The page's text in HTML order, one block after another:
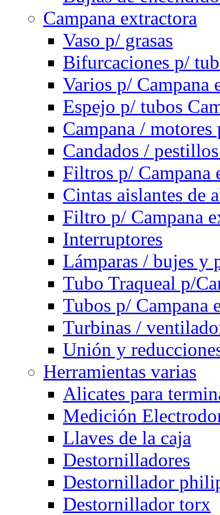
Campana extractora
Vaso p/ grasas
Bifurcaciones p/
Varios p/ Campana
Espejo p/ tubos
Campana /
Candados /
Filtros p/ Campana
Cintas aislantes de
Filtro p/ Campana
Interruptores
Lámparas / bujes y
Tubo Traqueal p/
Tubos p/ Campana
Turbinas /
Unión y
Herramientas varias
Alicates para
Medición
Llaves de la caja
Destornilladores
Destornillador
Destornillador torx